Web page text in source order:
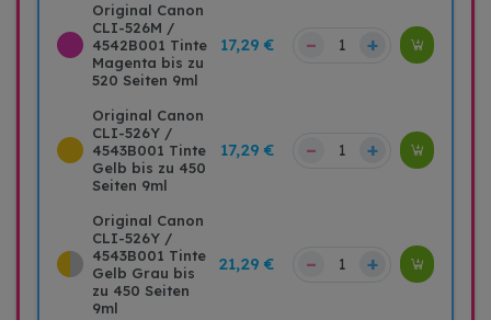
Original Canon
CLI-526M /
4542B001 Tinte
Magenta bis zu
520 Seiten 9ml
17,29 € – +
Original Canon
CLI-526Y /
4543B001 Tinte
Gelb bis zu 450
Seiten 9ml
17,29 € – +
Original Canon
CLI-526Y /
4543B001 Tinte
Gelb Grau bis
zu 450 Seiten
9ml
21,29 € – +